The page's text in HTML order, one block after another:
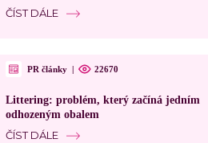
ČÍST DÁLE
PR články | 22670
Littering: problém, který začíná jedním
odhozeným obalem
ČÍST DÁLE